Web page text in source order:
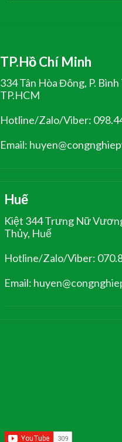
TP.Hồ Chí Minh
334 Tân Hòa Đông, P.
TP.HCM
Hotline/Zalo/Viber:
Email:
Huế
Kiệt 344 Trưng Nữ
Thủy, Huế
Hotline/Zalo/Viber:
Email: